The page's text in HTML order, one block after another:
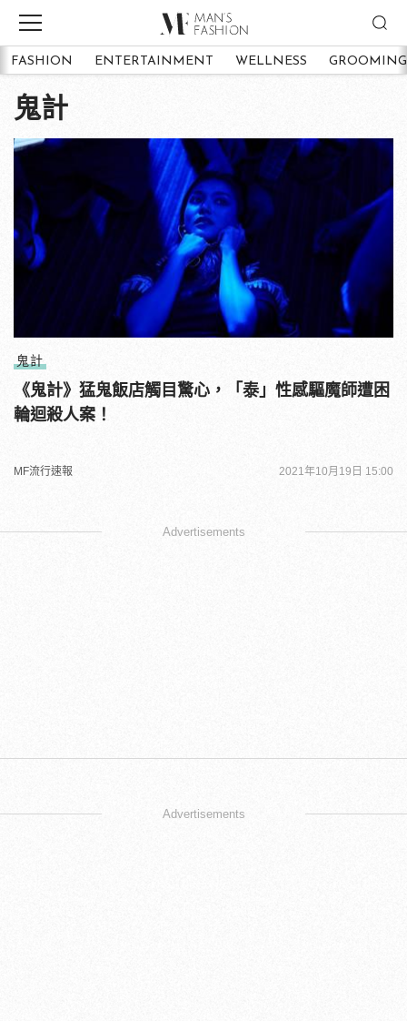
FASHION ENTERTAINMENT WELLNESS GROOMING
鬼計
鬼計
《鬼計》猛鬼飯店觸目驚心，「泰」性感驅魔師遭困
輪迴殺人案！
MF流行速報 2021年10月19日 15:00
Advertisements
Advertisements